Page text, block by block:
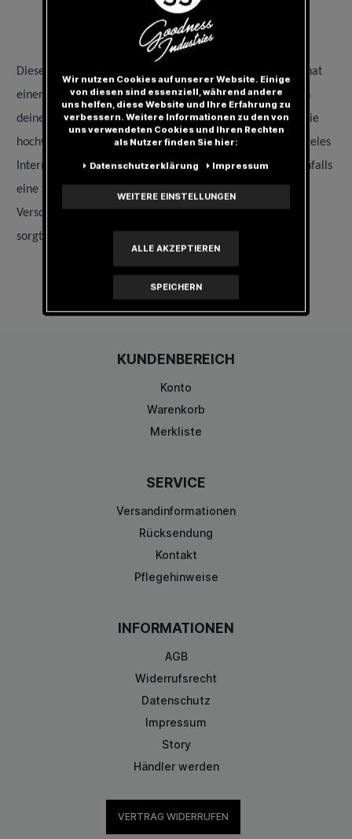
Dieses GOODNESS Basecap besteht aus 100% Acryl und hat
einen flachen Wildlederschirm.Es kleidet dich nicht nur in
deiner Freizeit, sondern auch beim Sport oder Training. Die
hochwertige 3D-Stickerei zeigt die Abkürzung des Los Angeles
International Airport, LAX. An der Seite befindet sich ebenfalls
eine Stickerei in sehr guter Qualität. Der verstellbare
Verschluss passt dieses Basecap an jede Kopfform an und
sorgt für einen perfekten Tragekomfort.
KUNDENBEREICH
Konto
Warenkorb
Merkliste
SERVICE
Versandinformationen
Rücksendung
Kontakt
Pflegehinweise
INFORMATIONEN
AGB
Widerrufsrecht
Datenschutz
Impressum
Story
Händler werden
VERTRAG WIDERRUFEN
Wir nutzen Cookies auf unserer Website. Einige
von diesen sind essenziell, während andere
uns helfen, diese Website und Ihre Erfahrung zu
verbessern. Weitere Informationen zu den von
uns verwendeten Cookies und Ihren Rechten
als Nutzer finden Sie hier:
Daten­schutz­erklärung Impressum
WEITERE EINSTELLUNGEN
ALLE AKZEPTIEREN
SPEICHERN